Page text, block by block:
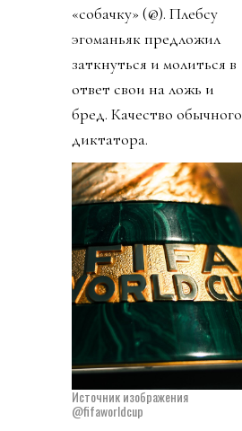
«собачку» (@). Плебсу
эгоманьяк предложил
заткнуться и молиться в
ответ свои на ложь и
бред. Качество обычного
диктатора.
Источник изображения
@fifaworldcup